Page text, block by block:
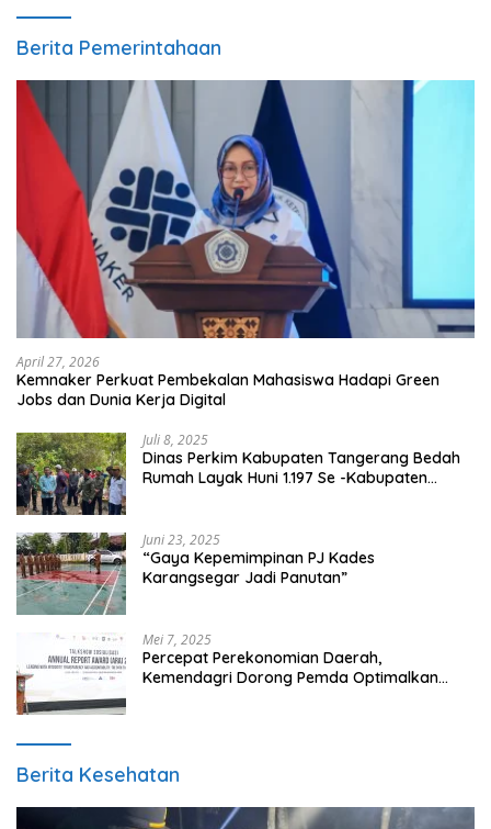
Berita Pemerintahaan
April 27, 2026
Kemnaker Perkuat Pembekalan Mahasiswa Hadapi Green
Jobs dan Dunia Kerja Digital
Juli 8, 2025
Dinas Perkim Kabupaten Tangerang Bedah
Rumah Layak Huni 1.197 Se -Kabupaten
Juni 23, 2025
“Gaya Kepemimpinan PJ Kades
Karangsegar Jadi Panutan”
Mei 7, 2025
Percepat Perekonomian Daerah,
Kemendagri Dorong Pemda Optimalkan
Berita Kesehatan